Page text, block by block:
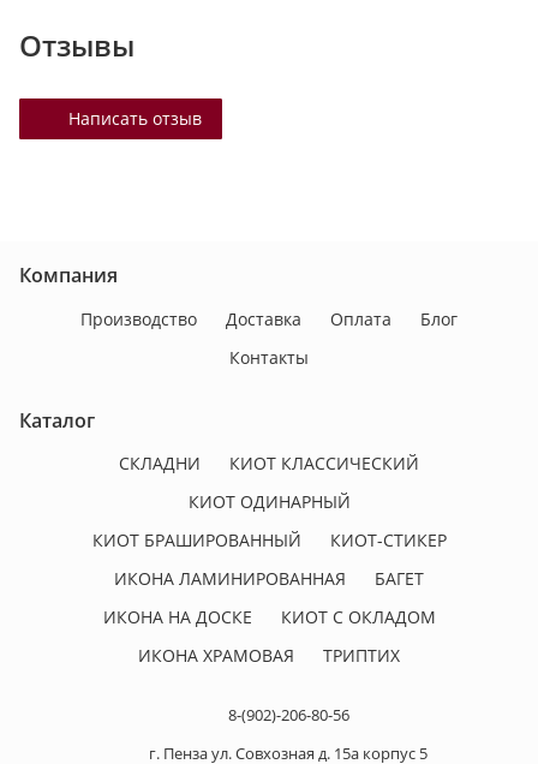
Отзывы
Написать отзыв
Компания
Производство Доставка Оплата
Блог
Контакты
Каталог
СКЛАДНИ
КИОТ КЛАССИЧЕСКИЙ
КИОТ ОДИНАРНЫЙ
КИОТ БРАШИРОВАННЫЙ
КИОТ-СТИКЕР
ИКОНА ЛАМИНИРОВАННАЯ
БАГЕТ
ИКОНА НА ДОСКЕ
КИОТ С ОКЛАДОМ
ИКОНА ХРАМОВАЯ
ТРИПТИХ
8-(902)-206-80-56
г. Пенза ул. Совхозная д. 15а корпус 5